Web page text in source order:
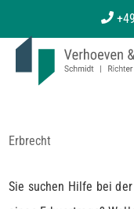
Inhalt
Erbrecht
Sie suchen Hilfe bei